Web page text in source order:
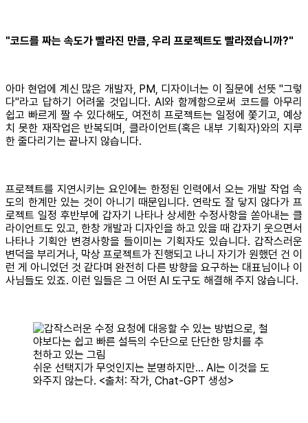
"코드를 짜는 속도가 빨라진 만큼, 우리 프로젝트도 빨라졌습니까?"
아마 현업에 계신 많은 개발자, PM, 디자이너는 이 질문에 선뜻 "그렇
다"라고 답하기 어려울 것입니다. AI와 함께함으로써 코드를 아무리
쉽고 빠르게 짤 수 있다해도, 여전히 프로젝트는 일정에 쫓기고, 예상
치 못한 재작업은 반복되며, 클라이언트(혹은 내부 기획자)와의 지루
한 줄다리기는 끝나지 않습니다.
프로젝트를 지연시키는 요인에는 한정된 인력에서 오는 개발 작업 속
도의 한계만 있는 것이 아니기 때문입니다. 연락도 잘 닿지 않다가 프
로젝트 일정 후반부에 갑자기 나타나 상세한 수정사항을 쏟아내는 클
라이언트도 있고, 한창 개발과 디자인을 하고 있을 때 갑자기 웃으면서
나타나 기획안 변경사항을 들이미는 기획자도 있습니다. 갑작스러운
변덕을 부리거나, 막상 프로젝트가 진행되고 나니 자기가 원했던 건 이
런 게 아니었던 것 같다며 완전히 다른 방향을 요구하는 대표님이나 이
사님들도 있죠. 이런 일들은 그 어떤 AI 도구도 해결해 주지 않습니다.
쉬운 선택지가 무엇인지는 분명하지만… AI는 이것을 도
와주지 않는다. <출처: 작가, Chat-GPT 생성>